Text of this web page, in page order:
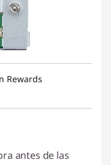
Rewards
antes de las